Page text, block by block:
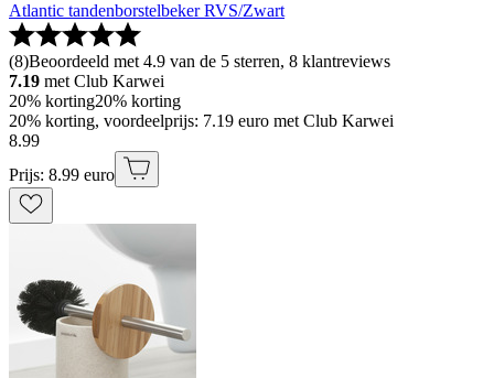
Atlantic tandenborstelbeker RVS/Zwart
(8)Beoordeeld met 4.9 van de 5 sterren, 8 klantreviews
7.19 met Club Karwei
20% korting20% korting
20% korting, voordeelprijs: 7.19 euro met Club Karwei
8.99
Prijs: 8.99 euro